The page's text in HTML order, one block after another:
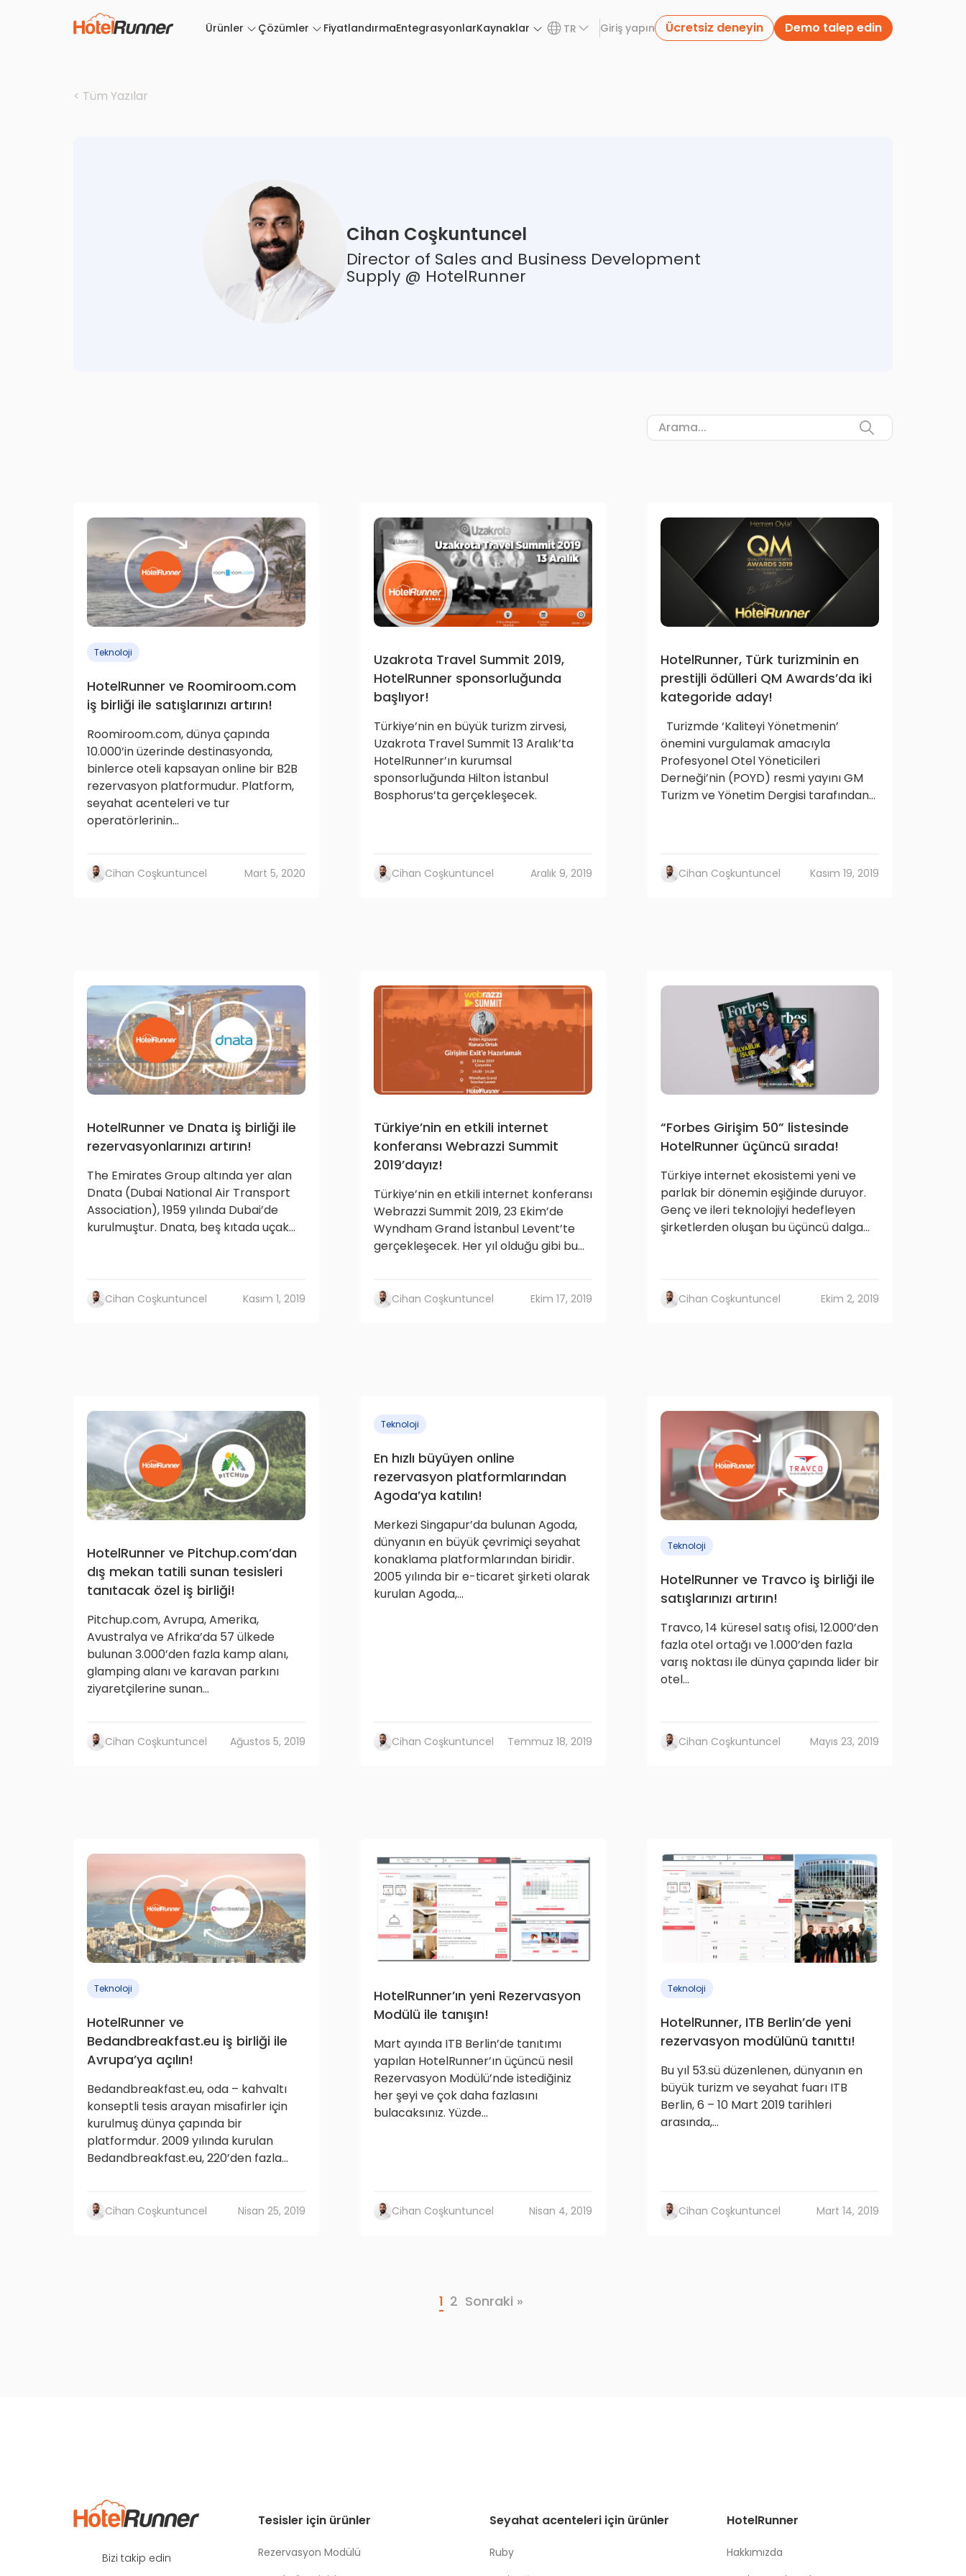
Ürünler Çözümler FiyatlandırmaEntegrasyonlarKaynaklar TR Giriş yapın Ücretsiz deneyin Demo talep edin
< Tüm Yazılar
Cihan Coşkuntuncel
Director of Sales and Business Development
Supply @ HotelRunner
Teknoloji
HotelRunner ve Roomiroom.com
iş birliği ile satışlarınızı artırın!
Roomiroom.com, dünya çapında
10.000’in üzerinde destinasyonda,
binlerce oteli kapsayan online bir B2B
rezervasyon platformudur. Platform,
seyahat acenteleri ve tur
operatörlerinin...
Cihan Coşkuntuncel Mart 5, 2020
Uzakrota Travel Summit 2019,
HotelRunner sponsorluğunda
başlıyor!
Türkiye’nin en büyük turizm zirvesi,
Uzakrota Travel Summit 13 Aralık’ta
HotelRunner’ın kurumsal
sponsorluğunda Hilton İstanbul
Bosphorus’ta gerçekleşecek.
Cihan Coşkuntuncel Aralık 9, 2019
HotelRunner, Türk turizminin en
prestijli ödülleri QM Awards’da iki
kategoride aday!
Turizmde ‘Kaliteyi Yönetmenin’
önemini vurgulamak amacıyla
Profesyonel Otel Yöneticileri
Derneği’nin (POYD) resmi yayını GM
Turizm ve Yönetim Dergisi tarafından...
Cihan Coşkuntuncel Kasım 19, 2019
HotelRunner ve Dnata iş birliği ile
rezervasyonlarınızı artırın!
The Emirates Group altında yer alan
Dnata (Dubai National Air Transport
Association), 1959 yılında Dubai’de
kurulmuştur. Dnata, beş kıtada uçak...
Cihan Coşkuntuncel Kasım 1, 2019
Türkiye’nin en etkili internet
konferansı Webrazzi Summit
2019’dayız!
Türkiye’nin en etkili internet konferansı
Webrazzi Summit 2019, 23 Ekim’de
Wyndham Grand İstanbul Levent’te
gerçekleşecek. Her yıl olduğu gibi bu...
Cihan Coşkuntuncel Ekim 17, 2019
“Forbes Girişim 50” listesinde
HotelRunner üçüncü sırada!
Türkiye internet ekosistemi yeni ve
parlak bir dönemin eşiğinde duruyor.
Genç ve ileri teknolojiyi hedefleyen
şirketlerden oluşan bu üçüncü dalga...
Cihan Coşkuntuncel Ekim 2, 2019
HotelRunner ve Pitchup.com’dan
dış mekan tatili sunan tesisleri
tanıtacak özel iş birliği!
Pitchup.com, Avrupa, Amerika,
Avustralya ve Afrika’da 57 ülkede
bulunan 3.000’den fazla kamp alanı,
glamping alanı ve karavan parkını
ziyaretçilerine sunan...
Cihan Coşkuntuncel Ağustos 5, 2019
Teknoloji
En hızlı büyüyen online
rezervasyon platformlarından
Agoda’ya katılın!
Merkezi Singapur’da bulunan Agoda,
dünyanın en büyük çevrimiçi seyahat
konaklama platformlarından biridir.
2005 yılında bir e-ticaret şirketi olarak
kurulan Agoda,...
Cihan Coşkuntuncel Temmuz 18, 2019
Teknoloji
HotelRunner ve Travco iş birliği ile
satışlarınızı artırın!
Travco, 14 küresel satış ofisi, 12.000’den
fazla otel ortağı ve 1.000’den fazla
varış noktası ile dünya çapında lider bir
otel...
Cihan Coşkuntuncel Mayıs 23, 2019
Teknoloji
HotelRunner ve
Bedandbreakfast.eu iş birliği ile
Avrupa’ya açılın!
Bedandbreakfast.eu, oda – kahvaltı
konseptli tesis arayan misafirler için
kurulmuş dünya çapında bir
platformdur. 2009 yılında kurulan
Bedandbreakfast.eu, 220’den fazla...
Cihan Coşkuntuncel Nisan 25, 2019
HotelRunner’ın yeni Rezervasyon
Modülü ile tanışın!
Mart ayında ITB Berlin’de tanıtımı
yapılan HotelRunner’ın üçüncü nesil
Rezervasyon Modülü’nde istediğiniz
her şeyi ve çok daha fazlasını
bulacaksınız. Yüzde...
Cihan Coşkuntuncel Nisan 4, 2019
Teknoloji
HotelRunner, ITB Berlin’de yeni
rezervasyon modülünü tanıttı!
Bu yıl 53.sü düzenlenen, dünyanın en
büyük turizm ve seyahat fuarı ITB
Berlin, 6 – 10 Mart 2019 tarihleri
arasında,...
Cihan Coşkuntuncel Mart 14, 2019
1 2 Sonraki »
Bizi takip edin
Tesisler için ürünler
Rezervasyon Modülü
Seyahat acenteleri için ürünler
Ruby
HotelRunner
Hakkımızda